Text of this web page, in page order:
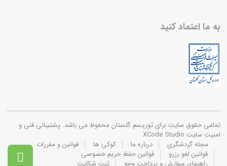

به ما اعتماد کنید
تمامی حقوق سایت برای توریسم گلستان محفوظ می باشد. پشتیبانی فنی و
امنیت سایت XCode Studio
مجله گردشگری
درباره ما کوکی ها
قوانین و مقررات
قوانین لغو رزرو
قوانین حفظ حریم خصوصی